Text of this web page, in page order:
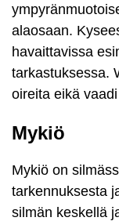
alaosaan.
havaittavissa
tarkastuksessa.
oireita eikä
Mykiö
Mykiö on
tarkennuksesta
silmän keskellä